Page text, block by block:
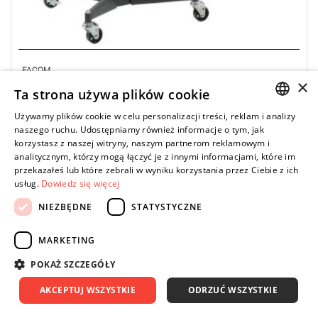
FACOM
DL.50M - podpora skrzyni biegów, 500 kg DL.50
+ podkładka piankowa
Price tax included
0,00 zł ZAPYTAJ O PRODUKT
UWAGA: Produkt wycofany ze sprzedaży przez producenta.
• Zestaw zawiera:
- Podkładka piankowa: DL.32ASUP
• Nośność: 3 t
• Maksymalna wysokość podnoszenia: 533 mm
• Minimalna wysokość pod nadwoziem: 100 mm
ENGLISH
×
Ta strona używa plików cookie
Używamy plików cookie w celu personalizacji treści, reklam i analizy
naszego ruchu. Udostępniamy również informacje o tym, jak
korzystasz z naszej witryny, naszym partnerom reklamowym i
analitycznym, którzy mogą łączyć je z innymi informacjami, które im
przekazałeś lub które zebrali w wyniku korzystania przez Ciebie z ich
usług. Dowiedz się więcej
NIEZBĘDNE
STATYSTYCZNE
MARKETING
POKAŻ SZCZEGÓŁY
AKCEPTUJ WSZYSTKIE ODRZUĆ WSZYSTKIE